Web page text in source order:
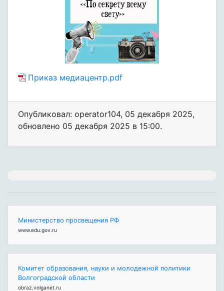
Приказ медиацентр.pdf
Опубликовал: operator104, 05 декабря 2025,
обновлено 05 декабря 2025 в 15:00.
Министерство просвещения РФ
www.edu.gov.ru
Комитет образования, науки и молодежной политики
Волгоградской области
obraz.volganet.ru